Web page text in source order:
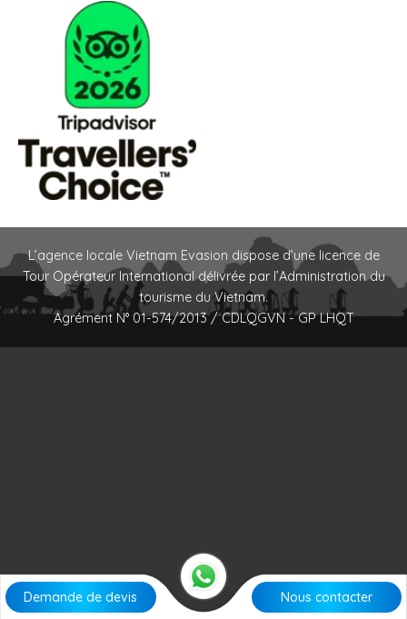
L’agence locale Vietnam Evasion dispose d’une licence de
Tour Opérateur International délivrée par l’Administration du
tourisme du Vietnam.
Agrément N° 01-574/2013 / CDLQGVN - GP LHQT
Demande de devis Nous contacter